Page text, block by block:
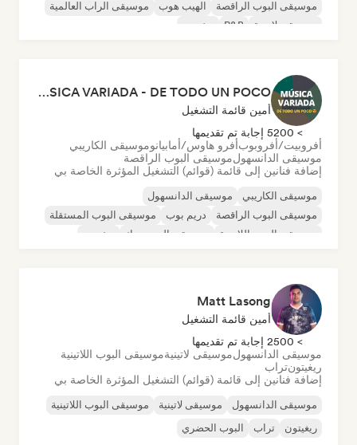
موسيقى البوب الراقصة
الهيب هوب
موسيقى الراب العالمية
موسيقى لاتينية
R&B ريغيتون
MÚSICA VARIADA - DE TODO UN POCO
أمين قائمة التشغيل
> 5200 إجابة تم تقديمها
أفروبيت/أفروبوبأفرو هاوس/أمابيانوموسيقى الكاريبي
موسيقى الدانسهولموسيقى البوب الراقصة
إضافة فنانين إلى قائمة (قوائم) التشغيل المؤثرة الخاصة بي
موسيقى الكاريبي
موسيقى الدانسهول
موسيقى البوب الراقصة
دريم بوب
موسيقى البوب المستقلة
موسيقى البوب اللاتينية
موسيقى البوب روك ريغيتون
Matt Lasong
أمين قائمة التشغيل
> 2500 إجابة تم تقديمها
موسيقى الدانسهولموسيقى لاتينيةموسيقى البوب اللاتينية
ريغيتونتراب
إضافة فنانين إلى قائمة (قوائم) التشغيل المؤثرة الخاصة بي
موسيقى الدانسهول موسيقى لاتينية
موسيقى البوب اللاتينية
ريغيتون
تراب البوب الحضري